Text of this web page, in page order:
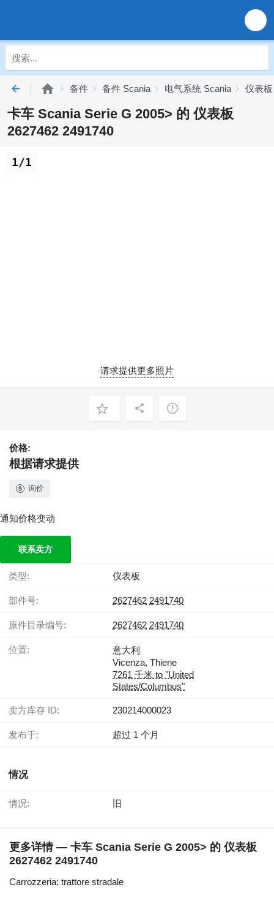
备件 备件 Scania 电气系统 Scania 仪表
卡车 Scania Serie G 2005> 的 仪表板
2627462 2491740
1/1
请求提供更多照片
价格:
根据请求提供
询价
通知价格变动
联系卖方
类型: 仪表板
部件号: 2627462 2491740
原件目录编号: 2627462 2491740
位置:
意大利
Vicenza, Thiene
7261 千米 to "United
States/Columbus"
卖方库存 ID: 230214000023
发布于: 超过 1 个月
情况
情况: 旧
更多详情 — 卡车 Scania Serie G 2005> 的 仪表板
2627462 2491740
Carrozzeria: trattore stradale